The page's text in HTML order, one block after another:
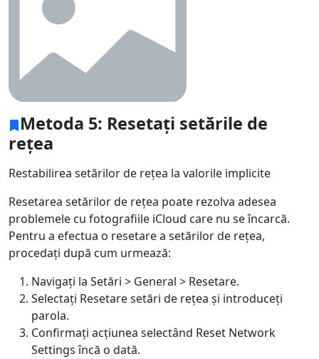
Metoda 5: Resetați setările de
rețea
Restabilirea setărilor de rețea la valorile implicite
Resetarea setărilor de rețea poate rezolva adesea
problemele cu fotografiile iCloud care nu se încarcă.
Pentru a efectua o resetare a setărilor de rețea,
procedați după cum urmează:
Navigați la Setări > General > Resetare.
Selectați Resetare setări de rețea și introduceți
parola.
Confirmați acțiunea selectând Reset Network
Settings încă o dată.